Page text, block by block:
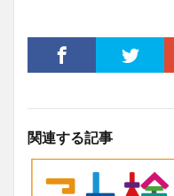
関連する記事